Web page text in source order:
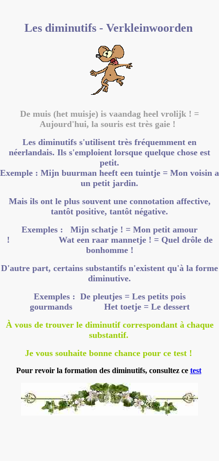
Les diminutifs - Verkleinwoorden
De muis (het muisje) is vaandag heel vrolijk ! =
Aujourd'hui, la souris est très gaie !
Les diminutifs s'utilisent très fréquemment en
néerlandais. Ils s'emploient lorsque quelque chose est
petit.
Exemple : Mijn buurman heeft een tuintje = Mon voisin a
un petit jardin.
Mais ils ont le plus souvent une connotation affective,
tantôt positive, tantôt négative.
Exemples : Mijn schatje ! = Mon petit amour
! Wat een raar mannetje ! = Quel drôle de
bonhomme !
D'autre part, certains substantifs n'existent qu'à la forme
diminutive.
Exemples : De pleutjes = Les petits pois
gourmands Het toetje = Le dessert
À vous de trouver le diminutif correspondant à chaque
substantif.
Je vous souhaite bonne chance pour ce test !
Pour revoir la formation des diminutifs, consultez ce test